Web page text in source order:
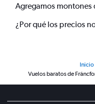
Agregamos montones
¿Por qué los precios
Inicio
Vuelos baratos de